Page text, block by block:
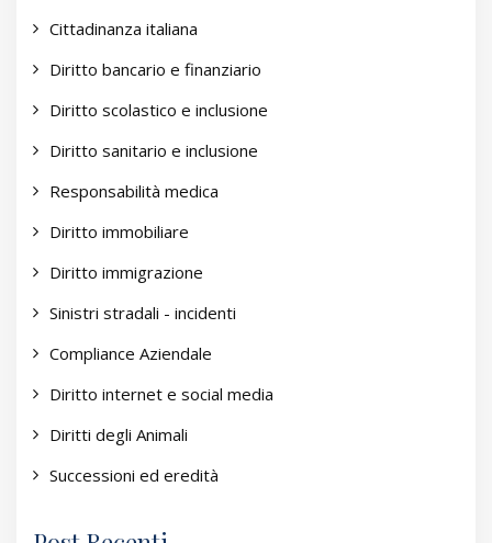
Cittadinanza italiana
Diritto bancario e finanziario
Diritto scolastico e inclusione
Diritto sanitario e inclusione
Responsabilità medica
Diritto immobiliare
Diritto immigrazione
Sinistri stradali - incidenti
Compliance Aziendale
Diritto internet e social media
Diritti degli Animali
Successioni ed eredità